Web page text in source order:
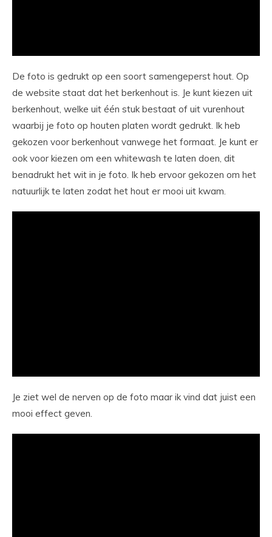
De foto is gedrukt op een soort samengeperst hout. Op
de website staat dat het berkenhout is. Je kunt kiezen uit
berkenhout, welke uit één stuk bestaat of uit vurenhout
waarbij je foto op houten platen wordt gedrukt. Ik heb
gekozen voor berkenhout vanwege het formaat. Je kunt er
ook voor kiezen om een whitewash te laten doen, dit
benadrukt het wit in je foto. Ik heb ervoor gekozen om het
natuurlijk te laten zodat het hout er mooi uit kwam.
Je ziet wel de nerven op de foto maar ik vind dat juist een
mooi effect geven.